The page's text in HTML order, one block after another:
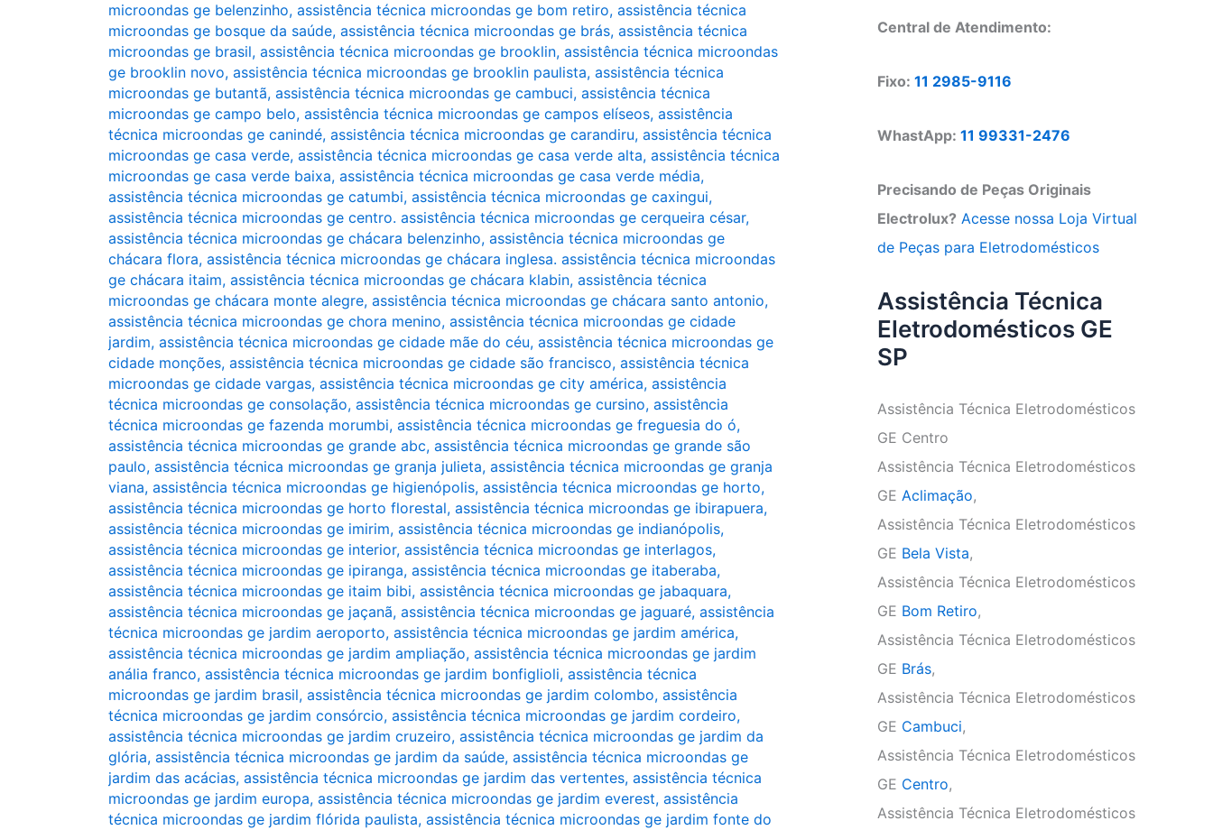
microondas ge belenzinho, assistência técnica microondas ge bom retiro, assistência técnica
microondas ge bosque da saúde, assistência técnica microondas ge brás, assistência técnica
microondas ge brasil, assistência técnica microondas ge brooklin, assistência técnica microondas
ge brooklin novo, assistência técnica microondas ge brooklin paulista, assistência técnica
microondas ge butantã, assistência técnica microondas ge cambuci, assistência técnica
microondas ge campo belo, assistência técnica microondas ge campos elíseos, assistência
técnica microondas ge canindé, assistência técnica microondas ge carandiru, assistência técnica
microondas ge casa verde, assistência técnica microondas ge casa verde alta, assistência técnica
microondas ge casa verde baixa, assistência técnica microondas ge casa verde média,
assistência técnica microondas ge catumbi, assistência técnica microondas ge caxingui,
assistência técnica microondas ge centro. assistência técnica microondas ge cerqueira césar,
assistência técnica microondas ge chácara belenzinho, assistência técnica microondas ge
chácara flora, assistência técnica microondas ge chácara inglesa. assistência técnica microondas
ge chácara itaim, assistência técnica microondas ge chácara klabin, assistência técnica
microondas ge chácara monte alegre, assistência técnica microondas ge chácara santo antonio,
assistência técnica microondas ge chora menino, assistência técnica microondas ge cidade
jardim, assistência técnica microondas ge cidade mãe do céu, assistência técnica microondas ge
cidade monções, assistência técnica microondas ge cidade são francisco, assistência técnica
microondas ge cidade vargas, assistência técnica microondas ge city américa, assistência
técnica microondas ge consolação, assistência técnica microondas ge cursino, assistência
técnica microondas ge fazenda morumbi, assistência técnica microondas ge freguesia do ó,
assistência técnica microondas ge grande abc, assistência técnica microondas ge grande são
paulo, assistência técnica microondas ge granja julieta, assistência técnica microondas ge granja
viana, assistência técnica microondas ge higienópolis, assistência técnica microondas ge horto,
assistência técnica microondas ge horto florestal, assistência técnica microondas ge ibirapuera,
assistência técnica microondas ge imirim, assistência técnica microondas ge indianópolis,
assistência técnica microondas ge interior, assistência técnica microondas ge interlagos,
assistência técnica microondas ge ipiranga, assistência técnica microondas ge itaberaba,
assistência técnica microondas ge itaim bibi, assistência técnica microondas ge jabaquara,
assistência técnica microondas ge jaçanã, assistência técnica microondas ge jaguaré, assistência
técnica microondas ge jardim aeroporto, assistência técnica microondas ge jardim américa,
assistência técnica microondas ge jardim ampliação, assistência técnica microondas ge jardim
anália franco, assistência técnica microondas ge jardim bonfiglioli, assistência técnica
microondas ge jardim brasil, assistência técnica microondas ge jardim colombo, assistência
técnica microondas ge jardim consórcio, assistência técnica microondas ge jardim cordeiro,
assistência técnica microondas ge jardim cruzeiro, assistência técnica microondas ge jardim da
glória, assistência técnica microondas ge jardim da saúde, assistência técnica microondas ge
jardim das acácias, assistência técnica microondas ge jardim das vertentes, assistência técnica
microondas ge jardim europa, assistência técnica microondas ge jardim everest, assistência
técnica microondas ge jardim flórida paulista, assistência técnica microondas ge jardim fonte do
Central de Atendimento:
Fixo: 11 2985-9116
WhastApp: 11 99331-2476
Precisando de Peças Originais
Electrolux? Acesse nossa Loja Virtual
de Peças para Eletrodomésticos
Assistência Técnica
Eletrodomésticos GE
SP
Assistência Técnica Eletrodomésticos
GE Centro
Assistência Técnica Eletrodomésticos
GE Aclimação,
Assistência Técnica Eletrodomésticos
GE Bela Vista,
Assistência Técnica Eletrodomésticos
GE Bom Retiro,
Assistência Técnica Eletrodomésticos
GE Brás,
Assistência Técnica Eletrodomésticos
GE Cambuci,
Assistência Técnica Eletrodomésticos
GE Centro,
Assistência Técnica Eletrodomésticos